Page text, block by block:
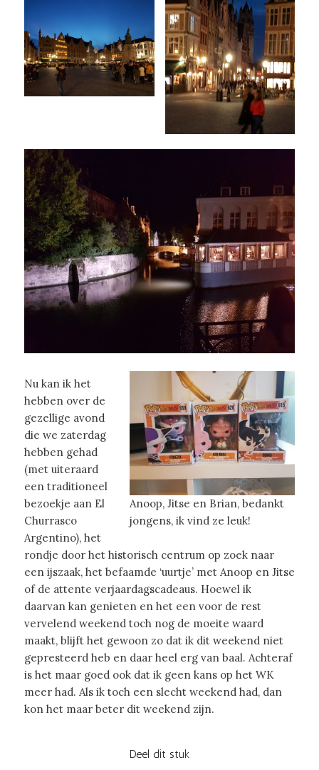
Anoop, Jitse en Brian, bedankt
jongens, ik vind ze leuk!
Nu kan ik het
hebben over de
gezellige avond
die we zaterdag
hebben gehad
(met uiteraard
een traditioneel
bezoekje aan El
Churrasco
Argentino), het
rondje door het historisch centrum op zoek naar
een ijszaak, het befaamde ‘uurtje’ met Anoop en Jitse
of de attente verjaardagscadeaus. Hoewel ik
daarvan kan genieten en het een voor de rest
vervelend weekend toch nog de moeite waard
maakt, blijft het gewoon zo dat ik dit weekend niet
gepresteerd heb en daar heel erg van baal. Achteraf
is het maar goed ook dat ik geen kans op het WK
meer had. Als ik toch een slecht weekend had, dan
kon het maar beter dit weekend zijn.
Deel dit stuk